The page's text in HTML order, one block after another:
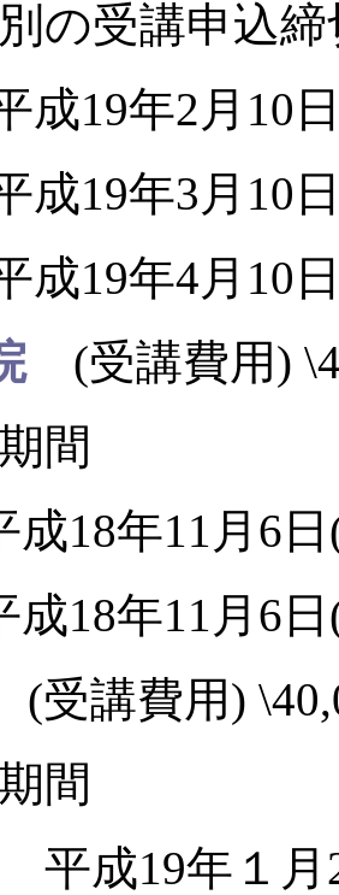
の受講
成19年2月10
成19年3月10
成19年4月10
(受講費用)
間
18年11月6日
18年11月6日
講費用)
間
平成19年１月